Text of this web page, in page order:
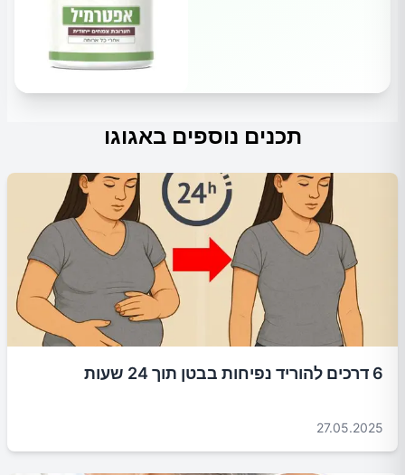
תכנים נוספים באגוגו
6 דרכים להוריד נפיחות בבטן תוך 24 שעות
27.05.2025